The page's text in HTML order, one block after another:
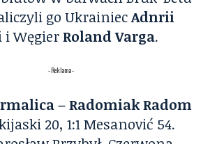
go UkrainiecAdnrii
i WęgierRoland Varga.
- Reklama -
– Radomiak Radom
20, 1:1 Mesanović 54.